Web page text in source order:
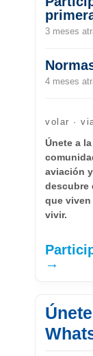
3 meses
4 meses
volar ·
Únete a
aviación
descubre
que
vivir.
→